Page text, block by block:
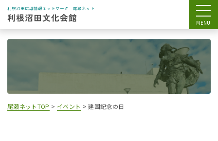
尾瀬ネットTOP > イベント >建国記念の日